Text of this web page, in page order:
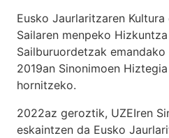
Eusko Jaurlaritzaren
Sailaren menpeko
Sailburuordetzak
2019an Sinonimoen
hornitzeko.
2022az geroztik, UZEIren
eskaintzen da Eusko